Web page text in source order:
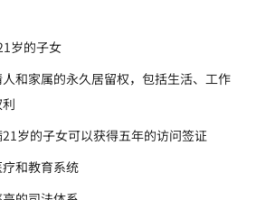
岁的子女
和家属的永久居留权，包括生活、工作
岁的子女可以获得五年的访问签证
和教育系统